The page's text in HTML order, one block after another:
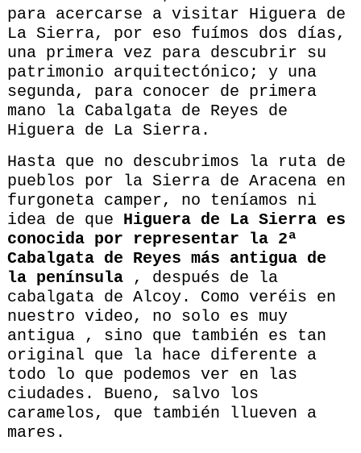
para acercarse a visitar Higuera de
La Sierra, por eso fuímos dos días,
una primera vez para descubrir su
patrimonio arquitectónico; y una
segunda, para conocer de primera
mano la Cabalgata de Reyes de
Higuera de La Sierra.
Hasta que no descubrimos la ruta de
pueblos por la Sierra de Aracena en
furgoneta camper, no teníamos ni
idea de que Higuera de La Sierra es
conocida por representar la 2ª
Cabalgata de Reyes más antigua de
la península, después de la
cabalgata de Alcoy. Como veréis en
nuestro video, no solo es muy
antigua , sino que también es tan
original que la hace diferente a
todo lo que podemos ver en las
ciudades. Bueno, salvo los
caramelos, que también llueven a
mares.